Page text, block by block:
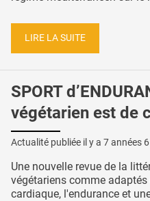
LIRE LA SUITE
SPORT
végétarien est de
Actualité publiée il y a 7 années
Une nouvelle revue de la
végétariens comme
cardiaque, l'endurance et